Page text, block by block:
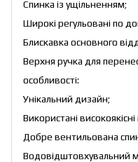
Спинка із ущільненням;
Широкі регульовані по
Блискавка основного
Верхня ручка для
особливості:
Унікальний дизайн;
Використані
Добре вентильована
Водовідштовхувальний